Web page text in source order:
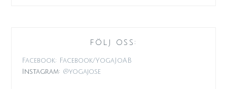
FÖLJ OSS:
Facebook: Facebook/YogaJoAB
Instagram: @yogajo.se